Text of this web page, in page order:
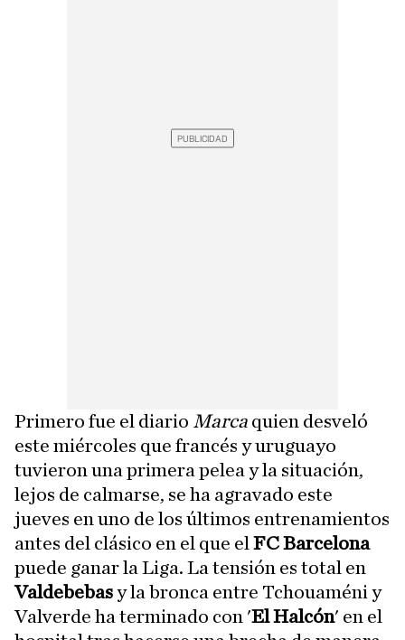
Primero fue el diario Marca quien desveló
este miércoles que francés y uruguayo
tuvieron una primera pelea y la situación,
lejos de calmarse, se ha agravado este
jueves en uno de los últimos entrenamientos
antes del clásico en el que el FC Barcelona
puede ganar la Liga. La tensión es total en
Valdebebasy la bronca entre Tchouaméni y
Valverde ha terminado con 'El Halcón' en el